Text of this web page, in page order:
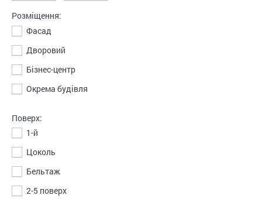
Розміщення:
Фасад
Дворовий
Бізнес-центр
Окрема будівля
Поверх:
1-й
Цоколь
Бельтаж
2-5 поверх